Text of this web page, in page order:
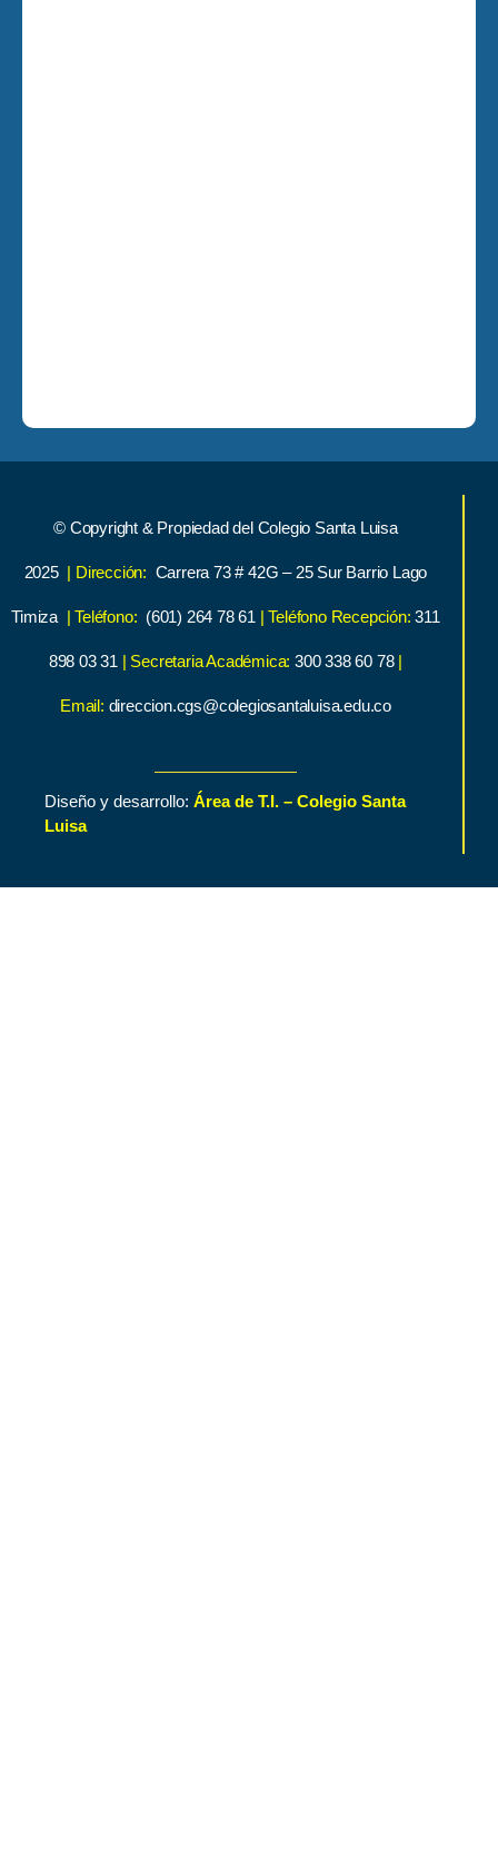
© Copyright & Propiedad del Colegio Santa Luisa
2025 | Dirección: Carrera 73 # 42G – 25 Sur Barrio Lago
Timiza | Teléfono: (601) 264 78 61 | Teléfono Recepción: 311
898 03 31 | Secretaria Académica:300 338 60 78 |
Email: direccion.cgs@colegiosantaluisa.edu.co
Diseño y desarrollo: Área de T.I. – Colegio Santa
Luisa